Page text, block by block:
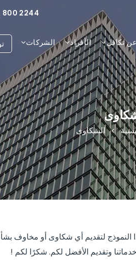
800 2244
عن تكافل الأفراد الشركات
الشكاوى
النموذج لتقديم أي شكاوى أو مخاوف
وتقديم الأفضل لكم. شكرًا لكم !